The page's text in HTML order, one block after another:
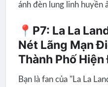
ánh đèn lung linh huyền
📍P7: La La
Nét Lãng Mạn
Thành Phố Hiện
Bạn là fan của "La La